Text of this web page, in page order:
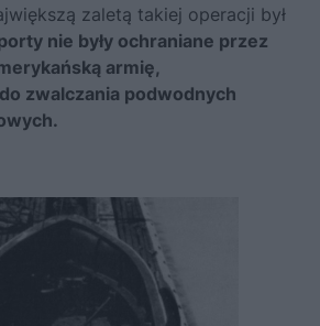
zaletą takiej operacji był
nie były ochraniane przez
armię,
zwalczania podwodnych